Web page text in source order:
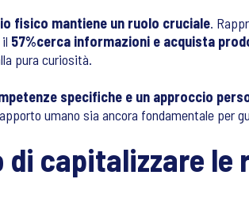
fisico mantiene un ruolo cruciale.
57%cerca informazioni e acquista
pura curiosità.
specifiche e un approccio
umano sia ancora fondamentale per
di capitalizzare le